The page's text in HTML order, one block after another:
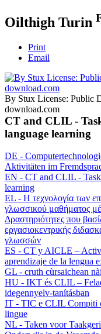
Oilthigh Turin
Print
Email
By Stux License: Public
download.com
CT and CLIL -
language learning
DE -
Aktivitäten im
EN - CT and CLIL -
learning
EL - H τεχνολογία των
γλωσσικού μαθήματος
Δραστηριότητες που
εργασιοκεντρικής
γλωσσών
ES - CT y AICLE –
aprendizaje de la lengua
GL - cruth cùrsaichean
HU - IKT és CLIL –
idegennyelv-tanításban
IT - TIC e CLIL Compiti
lingue
NL - Taken voor